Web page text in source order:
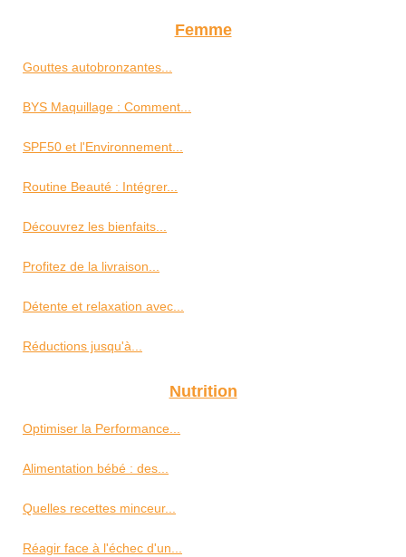
Femme
Gouttes autobronzantes...
BYS Maquillage : Comment...
SPF50 et l'Environnement...
Routine Beauté : Intégrer...
Découvrez les bienfaits...
Profitez de la livraison...
Détente et relaxation avec...
Réductions jusqu'à...
Nutrition
Optimiser la Performance...
Alimentation bébé : des...
Quelles recettes minceur...
Réagir face à l'échec d'un...